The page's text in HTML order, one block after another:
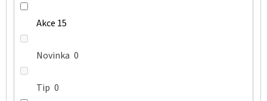
Akce 15
Novinka 0
Tip 0